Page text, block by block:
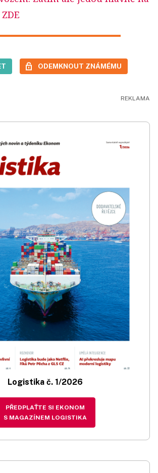
ODEMKNOUT ZNÁMÉMU
Logistika č. 1/2026
PŘEDPLAŤTE SI EKONOM
S MAGAZÍNEM LOGISTIKA